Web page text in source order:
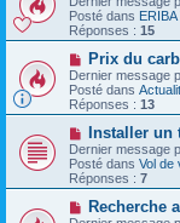
g
e
m
e
s
s
a
g
e
u
v
e
a
u
m
e
s
s
a
g
e
Posté dans
Réponses : 15
N
o
u
v
e
a
u
m
e
s
s
a
Prix ​​du
Dernier message
Posté dans
Réponses : 13
N
o
u
v
e
a
u
Installer un
Dernier message
Posté dans Vol de
Réponses : 7
N
o
Recherche